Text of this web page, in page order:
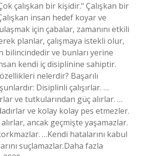
çalışkan bir kişidir." Çalışkan bir
insan hedef koyar ve
için çabalar, zamanını etkili
planlar, çalışmaya istekli olur,
bilincindedir ve bunları yerine
kendi iç disiplinine sahiptir.
nelerdir? Başarılı
Disiplinli çalışırlar. …
ve tutkularından güç alırlar. …
ve kolay kolay pes etmezler.
ancak geçmişte yaşamazlar.
…Kendi hatalarını kabul
suçlamazlar.Daha fazla